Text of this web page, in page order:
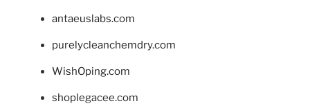
antaeuslabs.com
purelycleanchemdry.com
WishOping.com
shoplegacee.com